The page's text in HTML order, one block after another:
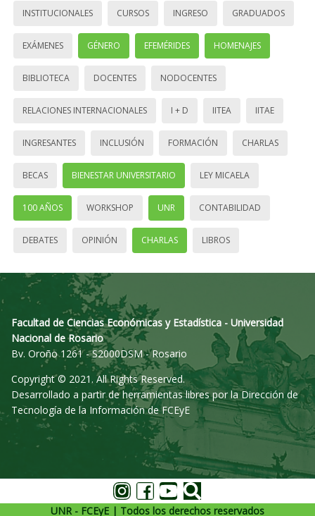
INSTITUCIONALES CURSOS INGRESO GRADUADOS
EXÁMENES GÉNERO EFEMÉRIDES HOMENAJES
BIBLIOTECA DOCENTES NODOCENTES
RELACIONES INTERNACIONALES I + D IITEA IITAE
INGRESANTES INCLUSIÓN FORMACIÓN CHARLAS
BECAS BIENESTAR UNIVERSITARIO LEY MICAELA
100 AÑOS WORKSHOP UNR CONTABILIDAD
DEBATES OPINIÓN CHARLAS LIBROS
Facultad de Ciencias Económicas y Estadística - Universidad
Nacional de Rosario
Bv. Oroño 1261 - S2000DSM - Rosario
Copyright © 2021. All Rights Reserved.
Desarrollado a partir de herramientas libres por la Dirección de
Tecnología de la Información de FCEyE
UNR - FCEyE | Todos los derechos reservados